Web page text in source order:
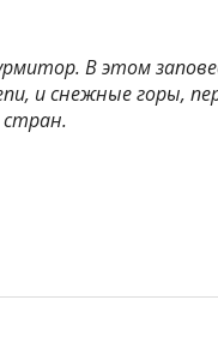
В этом
и снежные горы,